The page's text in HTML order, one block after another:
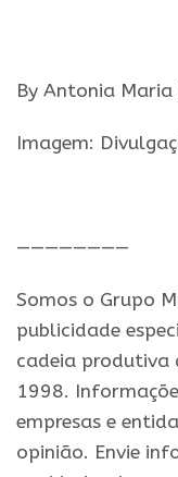
By Antonia Maria
Imagem:
————————
Somos o Grupo
publicidade
cadeia produtiva
1998.
empresas e
opinião. Envie